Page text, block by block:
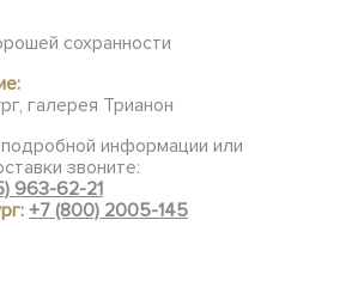
сохранности
галерея Трианон
информации или
звоните:
963-62-21
+7 (800) 2005-145